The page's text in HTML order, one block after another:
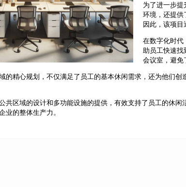
为了进一步提
环境，还提供
因此，该项目
在数字化时代
助员工快速
会议室，避免
的精心规划，不仅满足了员工的基本休闲需求，还为他们
共区域的设计和多功能设施的提供，有效支持了员工的休
业的整体生产力。